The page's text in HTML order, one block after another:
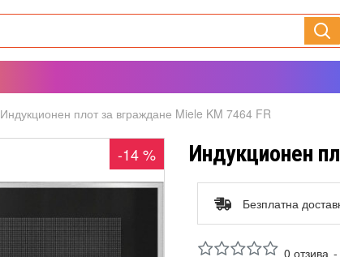
Индукционен плот за вграждане Miele KM 7464 FR
-14 % Индукционен
0 отзива -
Безплатна